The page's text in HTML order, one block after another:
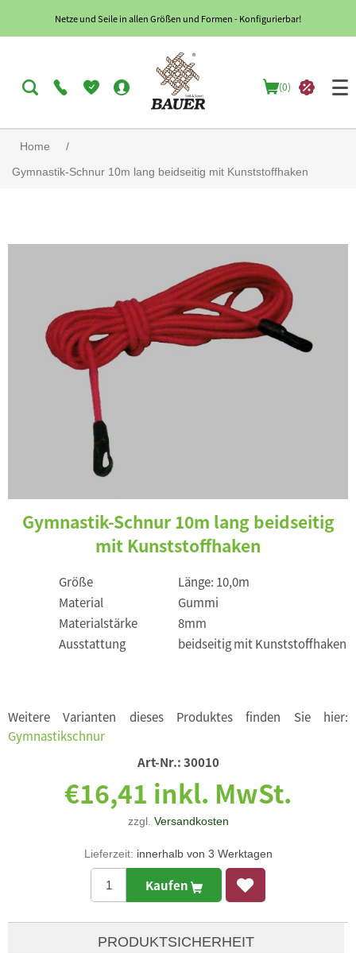
Netze und Seile in allen Größen und Formen - Konfigurierbar!
(0)
Home
/
Gymnastik-Schnur 10m lang beidseitig mit Kunststoffhaken
Gymnastik-Schnur 10m lang beidseitig
mit Kunststoffhaken
Größe
Länge: 10,0m
Material
Gummi
Materialstärke
8mm
Ausstattung
beidseitig mit Kunststoffhaken
Weitere Varianten dieses Produktes finden Sie hier:
Gymnastikschnur
Art-Nr.:30010
€16,41 inkl. MwSt.
zzgl. Versandkosten
Lieferzeit: innerhalb von 3 Werktagen
Kaufen
PRODUKTSICHERHEIT